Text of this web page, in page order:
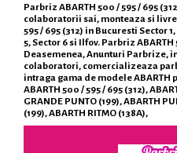
Parbriz ABARTH 500 / 595 / 695
colaboratorii sai, monteaza si
595 / 695 (312) in Bucuresti Sector
5, Sector 6 si Ilfov. Parbriz
Deasemenea, Anunturi Parbrize,
colaboratori, comercializeaza
intraga gama de modele ABARTH
ABARTH 500 / 595 / 695 (312),
GRANDE PUNTO (199), ABARTH
(199), ABARTH RITMO (138A),